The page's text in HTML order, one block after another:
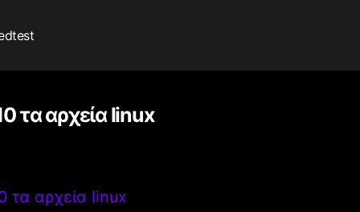
τα αρχεία linux
τα αρχεία linux